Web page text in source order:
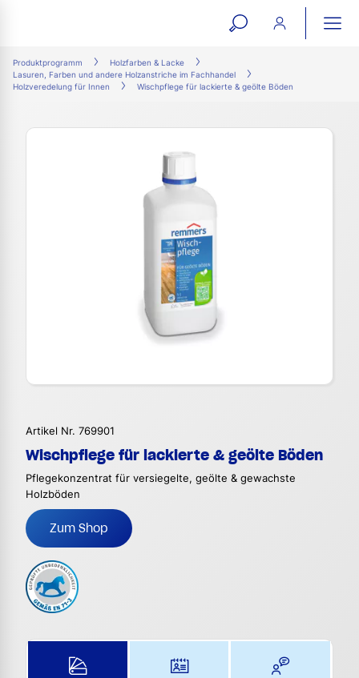
open
form
Produktprogramm
Holzfarben & Lacke
Lasuren, Farben und andere Holzanstriche im Fachhandel
Holzveredelung für Innen
Wischpflege für lackierte & geölte Böden
Artikel Nr. 769901
Wischpflege für lackierte & geölte Böden
Pflegekonzentrat für versiegelte, geölte & gewachste
Holzböden
Zum Shop